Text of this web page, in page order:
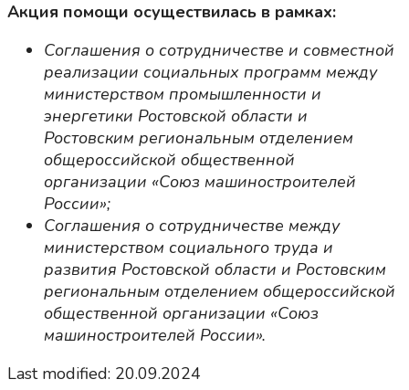
Акция помощи осуществилась в рамках:
Соглашения о сотрудничестве и совместной
реализации социальных программ между
министерством промышленности и
энергетики Ростовской области и
Ростовским региональным отделением
общероссийской общественной
организации «Союз машиностроителей
России»;
Соглашения о сотрудничестве между
министерством социального труда и
развития Ростовской области и Ростовским
региональным отделением общероссийской
общественной организации «Союз
машиностроителей России».
Last modified: 20.09.2024